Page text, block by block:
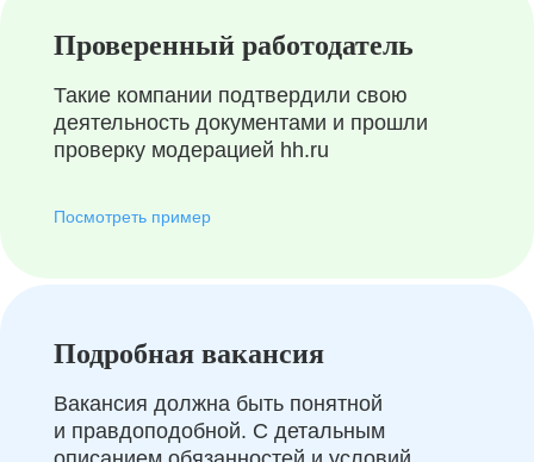
Проверенный работодатель
Такие компании подтвердили свою
деятельность документами и прошли
проверку модерацией hh.ru
Посмотреть пример
Подробная вакансия
Вакансия должна быть понятной
и правдоподобной. С детальным